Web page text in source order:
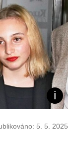
5. 5. 2025